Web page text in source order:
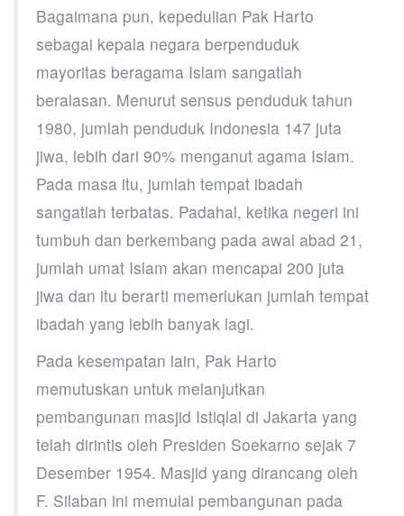
Bagaimana pun, kepedulian Pak Harto
sebagai kepala negara berpenduduk
mayoritas beragama Islam sangatlah
beralasan. Menurut sensus penduduk tahun
1980, jumlah penduduk Indonesia 147 juta
jiwa, lebih dari 90% menganut agama Islam.
Pada masa itu, jumlah tempat ibadah
sangatlah terbatas. Padahal, ketika negeri ini
tumbuh dan berkembang pada awal abad 21,
jumlah umat Islam akan mencapai 200 juta
jiwa dan itu berarti memerlukan jumlah tempat
ibadah yang lebih banyak lagi.
Pada kesempatan lain, Pak Harto
memutuskan untuk melanjutkan
pembangunan masjid Istiqlal di Jakarta yang
telah dirintis oleh Presiden Soekarno sejak 7
Desember 1954. Masjid yang dirancang oleh
F. Silaban ini memulai pembangunan pada